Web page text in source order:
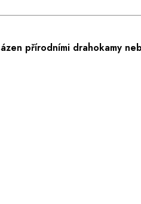
přírodními drahokamy